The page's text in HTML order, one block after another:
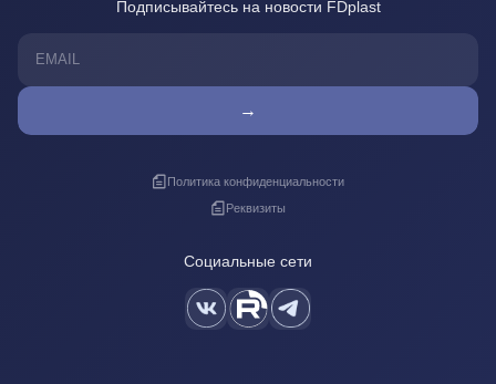
Подписывайтесь на новости FDplast
→
Политика конфиденциальности
Реквизиты
Социальные сети